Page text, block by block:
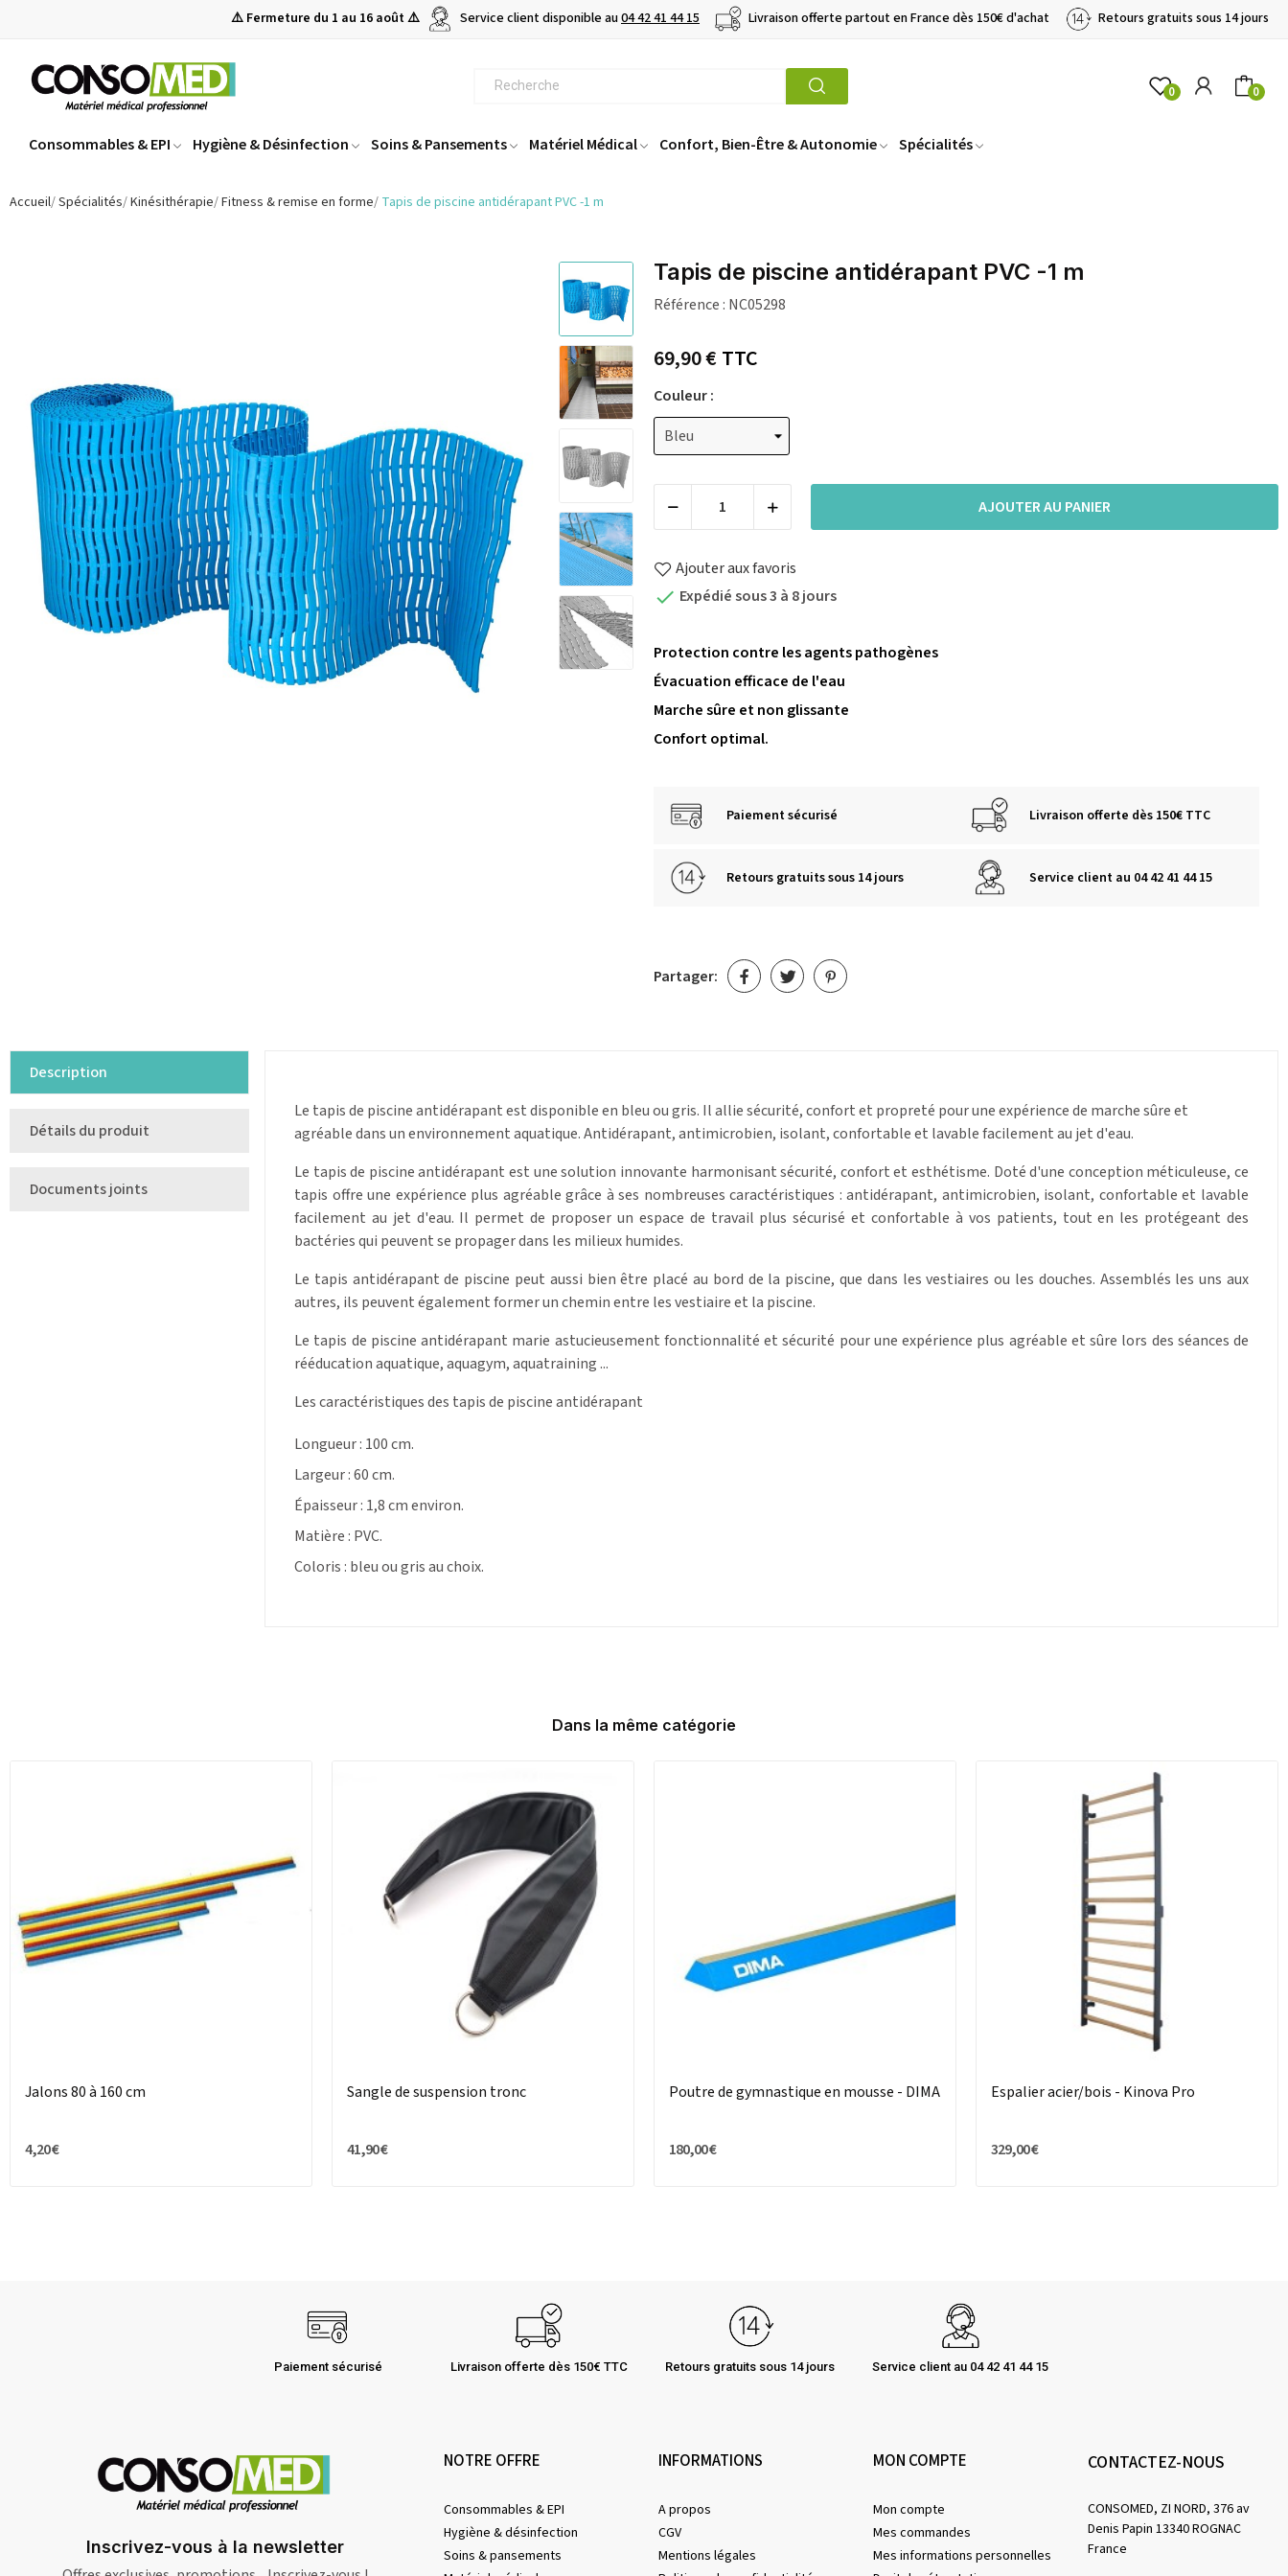
⚠️ Fermeture du 1 au 16 août ⚠️ Service client disponible au04 42 41 44 15 Livraison offerte partout en France dès 150€ d'achat Retours gratuits sous 14 jours
0 0
Consommables & EPI Hygiène & Désinfection Soins & Pansements Matériel Médical Confort, Bien-Être & Autonomie Spécialités
Accueil Spécialités Kinésithérapie Fitness & remise en forme Tapis de piscine antidérapant PVC -1 m
Tapis de piscine antidérapant PVC -1 m
Référence : NC05298
69,90 €TTC
Couleur :
AJOUTER AU PANIER
Ajouter aux favoris
 Expédié sous 3 à 8 jours
Protection contre les agents pathogènes
Évacuation efficace de l'eau
Marche sûre et non glissante
Confort optimal.
Paiement sécurisé Livraison offerte dès 150€ TTC
Retours gratuits sous 14 jours Service client au 04 42 41 44 15
Partager:
Description
Détails du produit
Documents joints
Le tapis de piscine antidérapant est disponible en bleu ou gris. Il allie sécurité, confort et propreté pour une expérience de marche sûre et
agréable dans un environnement aquatique. Antidérapant, antimicrobien, isolant, confortable et lavable facilement au jet d'eau.
Le tapis de piscine antidérapant est une solution innovante harmonisant sécurité, confort et esthétisme. Doté d'une conception méticuleuse, ce
tapis offre une expérience plus agréable grâce à ses nombreuses caractéristiques : antidérapant, antimicrobien, isolant, confortable et lavable
facilement au jet d'eau. Il permet de proposer un espace de travail plus sécurisé et confortable à vos patients, tout en les protégeant des
bactéries qui peuvent se propager dans les milieux humides.
Le tapis antidérapant de piscine peut aussi bien être placé au bord de la piscine, que dans les vestiaires ou les douches. Assemblés les uns aux
autres, ils peuvent également former un chemin entre les vestiaire et la piscine.
Le tapis de piscine antidérapant marie astucieusement fonctionnalité et sécurité pour une expérience plus agréable et sûre lors des séances de
rééducation aquatique, aquagym, aquatraining ...
Les caractéristiques des tapis de piscine antidérapant
Longueur : 100 cm.
Largeur : 60 cm.
Épaisseur : 1,8 cm environ.
Matière : PVC.
Coloris : bleu ou gris au choix.
Dans la même catégorie
Jalons 80 à 160 cm
4,20 €
Sangle de suspension tronc
41,90 €
Poutre de gymnastique en mousse - DIMA
180,00 €
Espalier acier/bois - Kinova Pro
329,00 €
Paiement sécurisé Livraison offerte dès 150€ TTC Retours gratuits sous 14 jours Service client au 04 42 41 44 15
Inscrivez-vous à la newsletter
NOTRE OFFRE
Consommables & EPI
Hygiène & désinfection
Soins & pansements
INFORMATIONS
A propos
CGV
Mentions légales
MON COMPTE
Mon compte
Mes commandes
Mes informations personnelles
CONTACTEZ-NOUS
CONSOMED, ZI NORD, 376 av
Denis Papin 13340 ROGNAC
France